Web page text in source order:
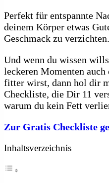
Perfekt für entspannte
deinem Körper etwas
Geschmack zu verzichten.
Und wenn du wissen
leckeren Momenten
fitter wirst, dann hol dir
Checkliste, die Dir 11
warum du kein Fett
Zur Gratis Checkliste
Inhaltsverzeichnis